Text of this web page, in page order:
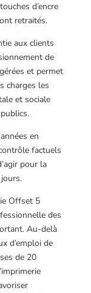
d’encre
retraités.
aux clients
de
et permet
charges les
et sociale
en
factuels
pour la
Offset 5
des
Au-delà
d’emploi de
de 20